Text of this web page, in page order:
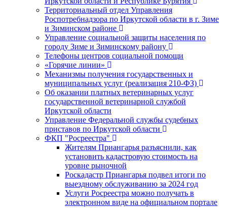
Территориальный отдел Управления
Роспотребнадзора по Иркутской области в г. Зиме
и Зиминском районе
Управление социальной защиты населения по
городу Зиме и Зиминскому району
Телефоны центров социальной помощи
«Горячие линии»
Механизмы получения государственных и
муниципальных услуг (реализация 210-ФЗ)
Об оказании платных ветеринарных услуг
государственной ветеринарной службой
Иркутской области
Управление Федеральной службы судебных
приставов по Иркутской области
ФКП "Росреестра"
Жителям Приангарья разъяснили, как
установить кадастровую стоимость на
уровне рыночной
Роскадастр Приангарья подвел итоги по
выездному обслуживанию за 2024 год
Услуги Росреестра можно получать в
электронном виде на официальном портале